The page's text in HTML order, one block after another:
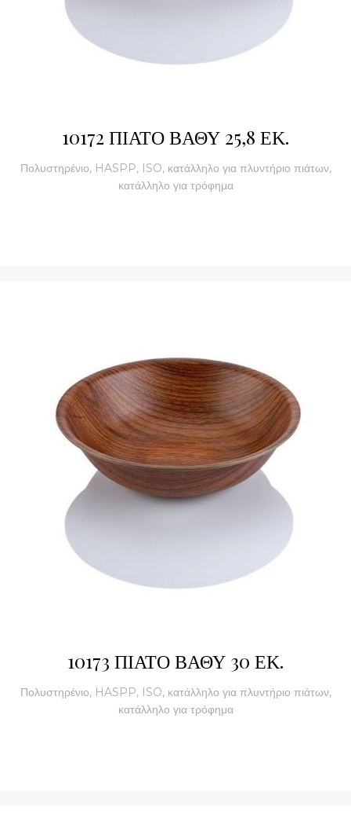
10172 ΠΙΑΤΟ ΒΑΘΥ 25,8 ΕΚ.
Πολυστηρένιο, HASPP, ISO, κατάλληλο για πλυντήριο πιάτων,
κατάλληλο για τρόφημα
10173 ΠΙΑΤΟ ΒΑΘΥ 30 ΕΚ.
Πολυστηρένιο, HASPP, ISO, κατάλληλο για πλυντήριο πιάτων,
κατάλληλο για τρόφημα